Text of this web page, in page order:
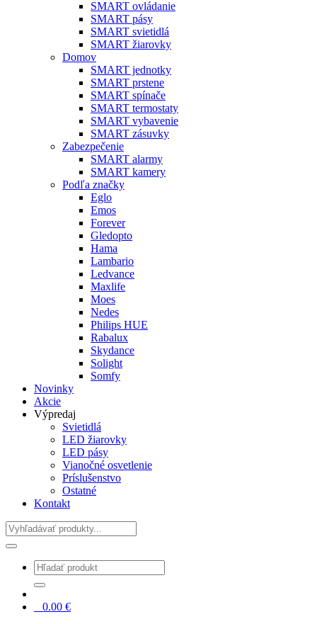
SMART ovládanie
SMART pásy
SMART svietidlá
SMART žiarovky
Domov
SMART jednotky
SMART prstene
SMART spínače
SMART termostaty
SMART vybavenie
SMART zásuvky
Zabezpečenie
SMART alarmy
SMART kamery
Podľa značky
Eglo
Emos
Forever
Gledopto
Hama
Lambario
Ledvance
Maxlife
Moes
Nedes
Philips HUE
Rabalux
Skydance
Solight
Somfy
Novinky
Akcie
Výpredaj
Svietidlá
LED žiarovky
LED pásy
Vianočné osvetlenie
Príslušenstvo
Ostatné
Kontakt
Hladať
0.00 €